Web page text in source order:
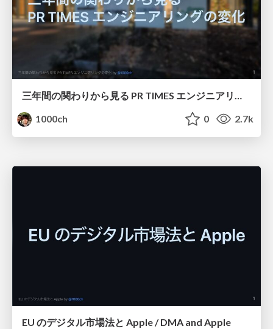
1000ch
0 2.7k
EU のデジタル市場法と Apple / DMA and Apple